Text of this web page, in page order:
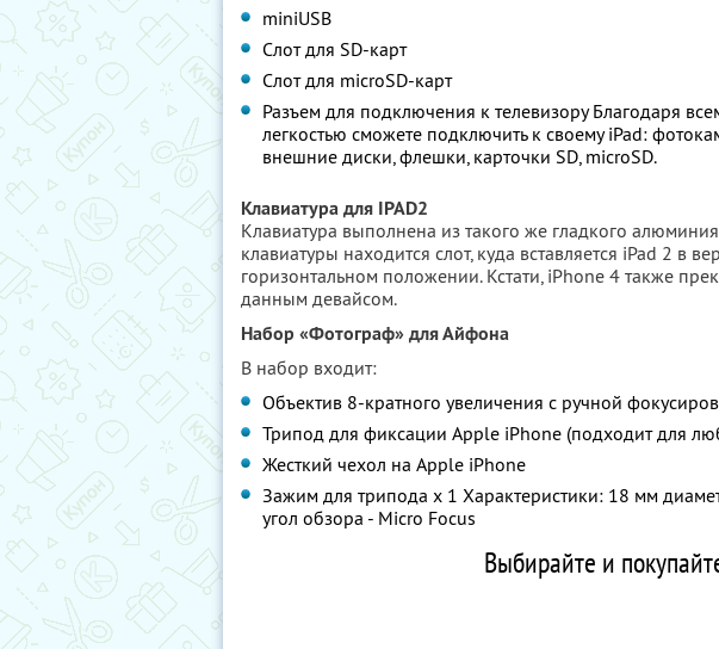
miniUSB
Слот для SD-карт
Слот для microSD-карт
Разъем для подключения к телевизору Благодаря
легкостью сможете подключить к своему iPad:
внешние диски, флешки, карточки SD, microSD.
Клавиатура для IPAD2
Клавиатура выполнена из такого же гладкого
клавиатуры находится слот, куда вставляется iPad 2 в
горизонтальном положении. Кстати, iPhone 4 также
данным девайсом.
Набор «Фотограф» для Айфона
В набор входит:
Объектив 8-кратного увеличения с ручной
Трипод для фиксации Apple iPhone (подходит для
Жесткий чехол на Apple iPhone
Зажим для трипода x 1 Характеристики: 18 мм
угол обзора - Micro Focus
Выбирайте и